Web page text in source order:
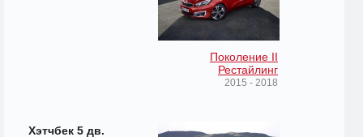
Поколение II
Рестайлинг
2015 - 2018
Хэтчбек 5 дв.